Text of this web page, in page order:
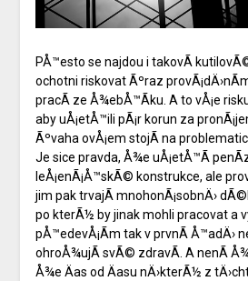
PÅ™esto se najdou i takovÃ­
ochotni riskovat Ãºraz
pracÃ­ ze Å¾ebÅ™Ã­ku. A to vÅ¡e
aby uÅ¡etÅ™ili pÃ¡r korun za
Ãºvaha ovÅ¡em stojÃ­ na
Je sice pravda, Å¾e uÅ¡etÅ™Ã­
leÅ¡enÃ¡Å™skÃ© konstrukce, ale
jim pak trvajÃ­ mnohonÃ¡sobnÄ›
po kterÃ½ by jinak mohli pracovat a
pÅ™edevÅ¡Ã­m tak v prvnÃ­ Å™adÄ›
ohroÅ¾ujÃ­ svÃ© zdravÃ­. A nenÃ­
Å¾e Äas od Äasu nÄ›kterÃ½ z